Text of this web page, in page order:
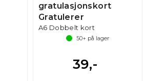
gratulasjonskort
Gratulerer
A6 Dobbelt kort
50+ på lager
39,-